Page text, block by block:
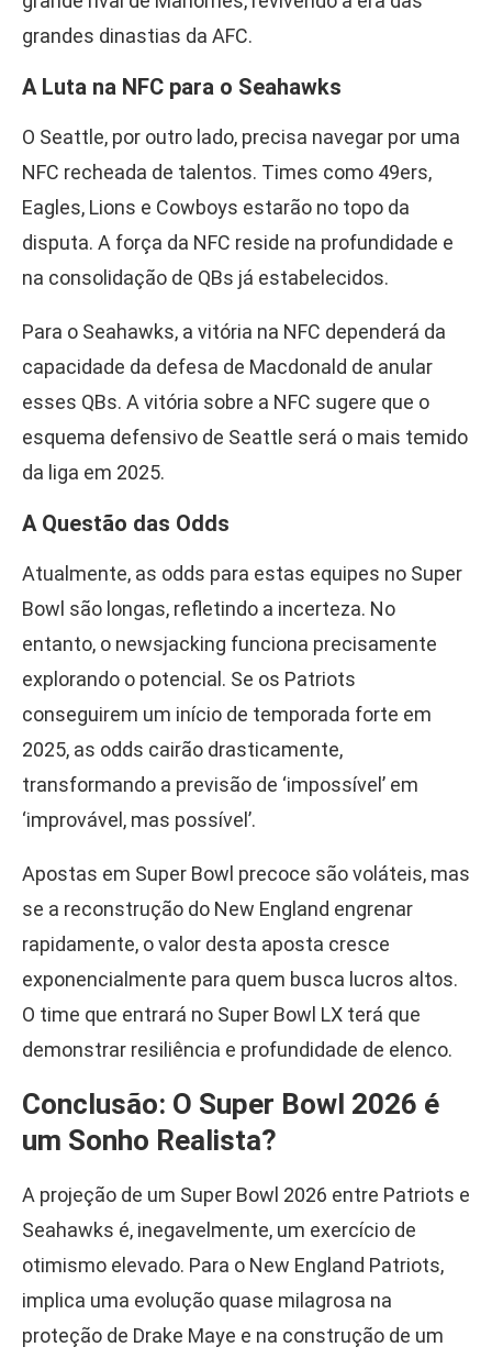
grandes dinastias da AFC.
A Luta na NFC para o Seahawks
O Seattle, por outro lado, precisa navegar por uma
NFC recheada de talentos. Times como 49ers,
Eagles, Lions e Cowboys estarão no topo da
disputa. A força da NFC reside na profundidade e
na consolidação de QBs já estabelecidos.
Para o Seahawks, a vitória na NFC dependerá da
capacidade da defesa de Macdonald de anular
esses QBs. A vitória sobre a NFC sugere que o
esquema defensivo de Seattle será o mais temido
da liga em 2025.
A Questão das Odds
Atualmente, as odds para estas equipes no Super
Bowl são longas, refletindo a incerteza. No
entanto, o newsjacking funciona precisamente
explorando o potencial. Se os Patriots
conseguirem um início de temporada forte em
2025, as odds cairão drasticamente,
transformando a previsão de ‘impossível’ em
‘improvável, mas possível’.
Apostas em Super Bowl precoce são voláteis, mas
se a reconstrução do New England engrenar
rapidamente, o valor desta aposta cresce
exponencialmente para quem busca lucros altos.
O time que entrará no Super Bowl LX terá que
demonstrar resiliência e profundidade de elenco.
Conclusão: O Super Bowl 2026 é
um Sonho Realista?
A projeção de um Super Bowl 2026 entre Patriots e
Seahawks é, inegavelmente, um exercício de
otimismo elevado. Para o New England Patriots,
implica uma evolução quase milagrosa na
proteção de Drake Maye e na construção de um